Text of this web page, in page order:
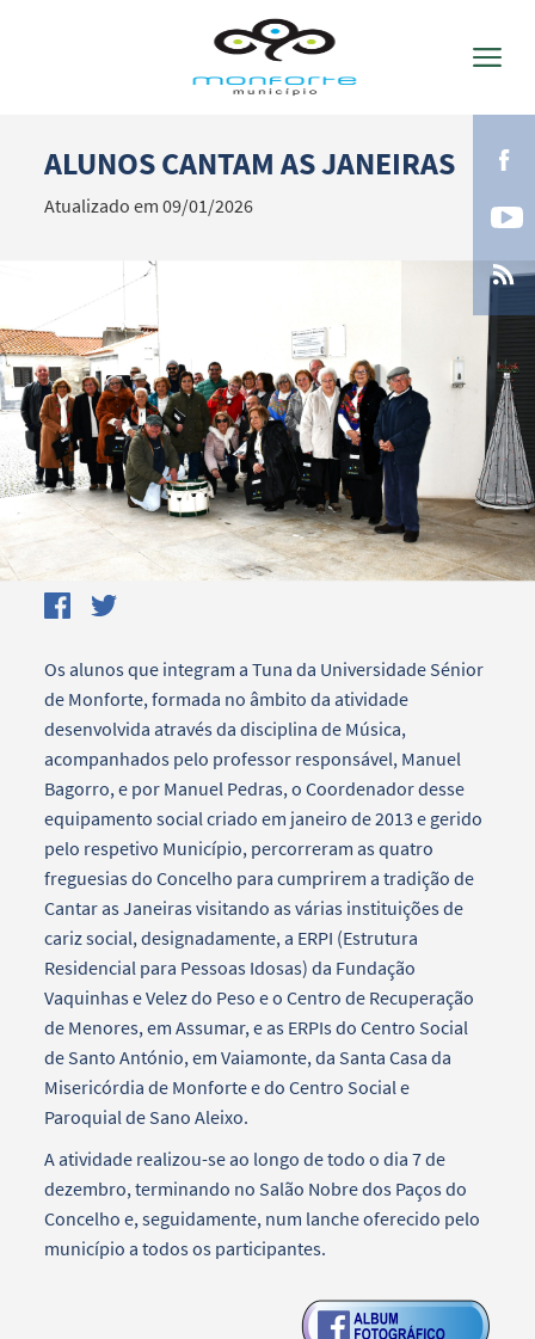
Termo de Pesquisa
Categorias gerais
Filtros
ALUNOS CANTAM AS JANEIRAS
Atualizado em 09/01/2026
Os alunos que integram a Tuna da Universidade Sénior
de Monforte, formada no âmbito da atividade
desenvolvida através da disciplina de Música,
acompanhados pelo professor responsável, Manuel
Bagorro, e por Manuel Pedras, o Coordenador desse
equipamento social criado em janeiro de 2013 e gerido
pelo respetivo Município, percorreram as quatro
freguesias do Concelho para cumprirem a tradição de
Cantar as Janeiras visitando as várias instituições de
cariz social, designadamente, a ERPI (Estrutura
Residencial para Pessoas Idosas) da Fundação
Vaquinhas e Velez do Peso e o Centro de Recuperação
de Menores, em Assumar, e as ERPIs do Centro Social
de Santo António, em Vaiamonte, da Santa Casa da
Misericórdia de Monforte e do Centro Social e
Paroquial de Sano Aleixo.
A atividade realizou-se ao longo de todo o dia 7 de
dezembro, terminando no Salão Nobre dos Paços do
Concelho e, seguidamente, num lanche oferecido pelo
município a todos os participantes.